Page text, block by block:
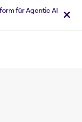
für Agentic AI